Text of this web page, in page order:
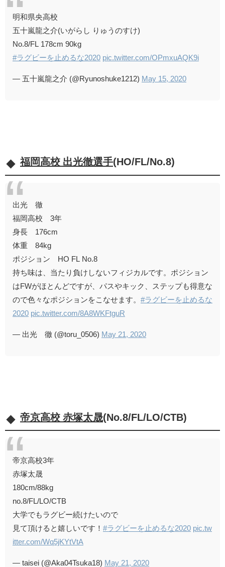
明和県央高校
五十嵐龍之介(いがらし りゅうのすけ)
No.8/FL 178cm 90kg
#ラグビーを止めるな2020 pic.twitter.com/OPmxuAQK9i
— 五十嵐龍之介 (@Ryunoshuke1212) May 15, 2020
福岡高校 出光徹選手(HO/FL/No.8)
出光 徹
福岡高校 3年
身長 176cm
体重 84kg
ポジション HO FL No.8
持ち味は、当たり負けしないフィジカルです。ポジション
はFWがほとんどですが、パスやキック、ステップも得意な
ので色々なポジションをこなせます。 #ラグビーを止めるな
2020 pic.twitter.com/8A8WKFtguR
— 出光 徹 (@toru_0506) May 21, 2020
帝京高校 赤塚太晟(No.8/FL/LO/CTB)
帝京高校3年
赤塚太晟
180cm/88kg
no.8/FL/LO/CTB
大学でもラグビー続けたいので
見て頂けると嬉しいです！ #ラグビーを止めるな2020 pic.tw
itter.com/Wq5jKYtVtA
— taisei (@Aka04Tsuka18) May 21, 2020